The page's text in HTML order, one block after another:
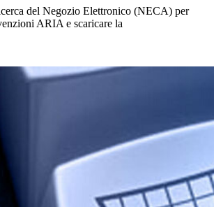
del Negozio Elettronico (NECA) per
ARIA e scaricare la